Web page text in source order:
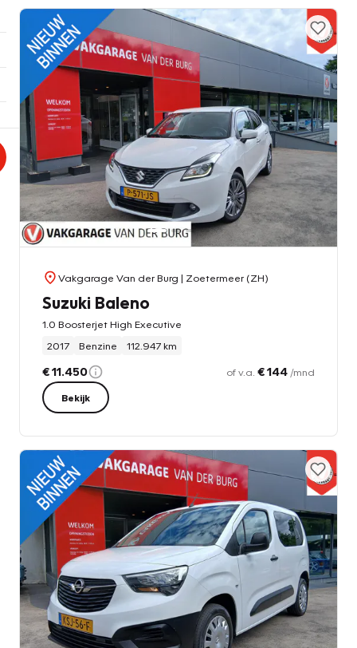
Vakgarage Van der Burg | Zoetermeer (ZH)
Suzuki Baleno
1.0 Boosterjet High Executive
2017
Benzine 112.947 km
€ 11.450 of v.a. € 144 /mnd
Bekijk